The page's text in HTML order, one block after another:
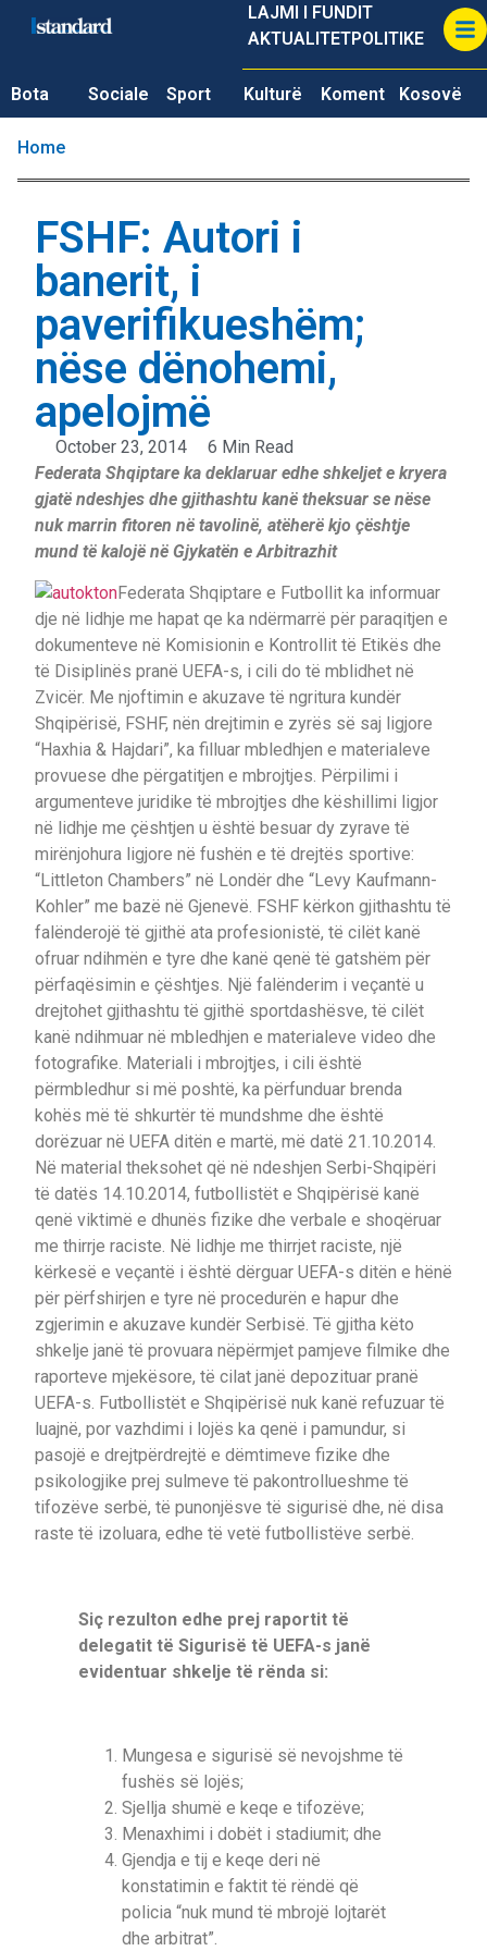
LAJMI I FUNDIT
AKTUALITETPOLITIKE
Bota Sociale Sport Kulturë Koment Kosovë
Home
FSHF: Autori i
banerit, i
paverifikueshëm;
nëse dënohemi,
apelojmë
October 23, 2014
6 Min Read
Federata Shqiptare ka deklaruar edhe shkeljet e kryera
gjatë ndeshjes dhe gjithashtu kanë theksuar se nëse
nuk marrin fitoren në tavolinë, atëherë kjo çështje
mund të kalojë në Gjykatën e Arbitrazhit
Federata Shqiptare e Futbollit ka informuar
dje në lidhje me hapat qe ka ndërmarrë për paraqitjen e
dokumenteve në Komisionin e Kontrollit të Etikës dhe
të Disiplinës pranë UEFA-s, i cili do të mblidhet në
Zvicër. Me njoftimin e akuzave të ngritura kundër
Shqipërisë, FSHF, nën drejtimin e zyrës së saj ligjore
“Haxhia & Hajdari”, ka filluar mbledhjen e materialeve
provuese dhe përgatitjen e mbrojtjes. Përpilimi i
argumenteve juridike të mbrojtjes dhe këshillimi ligjor
në lidhje me çështjen u është besuar dy zyrave të
mirënjohura ligjore në fushën e të drejtës sportive:
“Littleton Chambers” në Londër dhe “Levy Kaufmann-
Kohler” me bazë në Gjenevë. FSHF kërkon gjithashtu të
falënderojë të gjithë ata profesionistë, të cilët kanë
ofruar ndihmën e tyre dhe kanë qenë të gatshëm për
përfaqësimin e çështjes. Një falënderim i veçantë u
drejtohet gjithashtu të gjithë sportdashësve, të cilët
kanë ndihmuar në mbledhjen e materialeve video dhe
fotografike. Materiali i mbrojtjes, i cili është
përmbledhur si më poshtë, ka përfunduar brenda
kohës më të shkurtër të mundshme dhe është
dorëzuar në UEFA ditën e martë, më datë 21.10.2014.
Në material theksohet që në ndeshjen Serbi-Shqipëri
të datës 14.10.2014, futbollistët e Shqipërisë kanë
qenë viktimë e dhunës fizike dhe verbale e shoqëruar
me thirrje raciste. Në lidhje me thirrjet raciste, një
kërkesë e veçantë i është dërguar UEFA-s ditën e hënë
për përfshirjen e tyre në procedurën e hapur dhe
zgjerimin e akuzave kundër Serbisë. Të gjitha këto
shkelje janë të provuara nëpërmjet pamjeve filmike dhe
raporteve mjekësore, të cilat janë depozituar pranë
UEFA-s. Futbollistët e Shqipërisë nuk kanë refuzuar të
luajnë, por vazhdimi i lojës ka qenë i pamundur, si
pasojë e drejtpërdrejtë e dëmtimeve fizike dhe
psikologjike prej sulmeve të pakontrollueshme të
tifozëve serbë, të punonjësve të sigurisë dhe, në disa
raste të izoluara, edhe të vetë futbollistëve serbë.
Siç rezulton edhe prej raportit të
delegatit të Sigurisë të UEFA-s janë
evidentuar shkelje të rënda si:
Mungesa e sigurisë së nevojshme të
fushës së lojës;
Sjellja shumë e keqe e tifozëve;
Menaxhimi i dobët i stadiumit; dhe
Gjendja e tij e keqe deri në
konstatimin e faktit të rëndë që
policia “nuk mund të mbrojë lojtarët
dhe arbitrat”.